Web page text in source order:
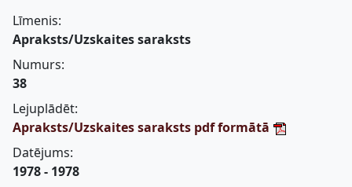
Līmenis:
Apraksts/Uzskaites saraksts
Numurs:
38
Lejuplādēt:
Apraksts/Uzskaites saraksts pdf formātā
Datējums:
1978 - 1978